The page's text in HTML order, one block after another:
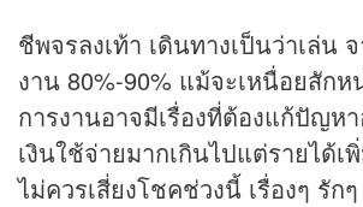
ชีพจรลงเท้า เดินทางเป็นว่าเล่น
งาน 80%-90% แม้จะเหนื่อยสัก
การงานอาจมีเรื่องที่ต้องแก้ปัญห
เงินใช้จ่ายมากเกินไปแต่รายได้เ
ไม่ควรเสี่ยงโชคช่วงนี้ เรื่องๆ รัก